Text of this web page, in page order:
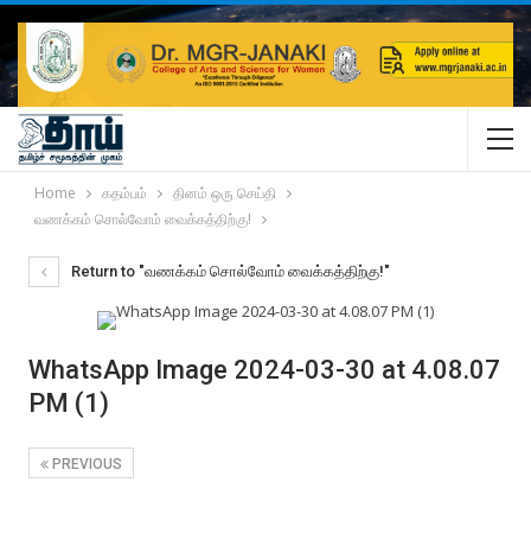
Home கதம்பம்
தினம் ஒரு செய்தி
வணக்கம் சொல்வோம் வைக்கத்திற்கு!
Return to "வணக்கம் சொல்வோம் வைக்கத்திற்கு!"
WhatsApp Image 2024-03-30 at 4.08.07
PM (1)
PREVIOUS